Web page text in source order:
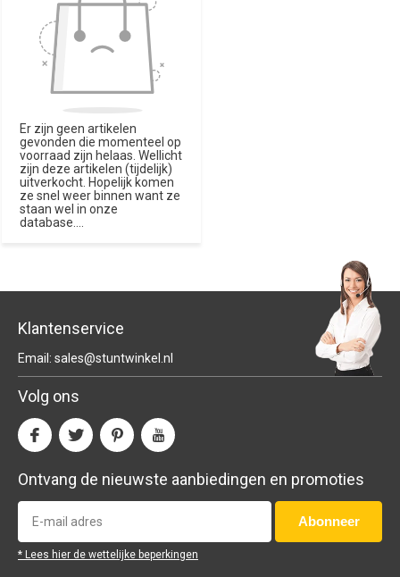
Er zijn geen artikelen
gevonden die momenteel op
voorraad zijn helaas. Wellicht
zijn deze artikelen (tijdelijk)
uitverkocht. Hopelijk komen
ze snel weer binnen want ze
staan wel in onze
database....
Klantenservice
Email: sales@stuntwinkel.nl
Volg ons
Ontvang de nieuwste aanbiedingen en promoties
Abonneer
* Lees hier de wettelijke beperkingen